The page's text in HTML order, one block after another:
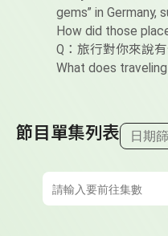
gems” in Germany,
How did those
Q：旅行對你來說
What does
節目單集列表 日期